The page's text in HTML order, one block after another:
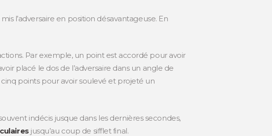
l’adversaire en position désavantageuse. En
Par exemple, un point est accordé pour avoir
placé le dos de l’adversaire dans un angle de
points pour avoir soulevé et projeté un
indécis jusque dans les dernières secondes,
jusqu’au coup de sifflet final.